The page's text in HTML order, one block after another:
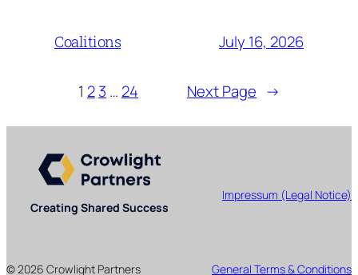
Coalitions July 16, 2026
1 23 … 24 Next Page →
Creating Shared Success
Impressum (Legal Notice)
© 2026 Crowlight Partners General Terms & Conditions